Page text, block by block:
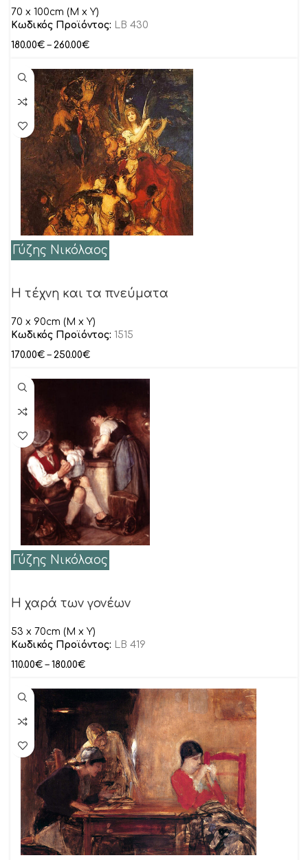
70 x 100cm (M x Y)
Κωδικός Προϊόντος: LB 430
180.00€ – 260.00€
Γύζης Νικόλαος
Η τέχνη και τα πνεύματα
70 x 90cm (M x Y)
Κωδικός Προϊόντος: 1515
170.00€ – 250.00€
Γύζης Νικόλαος
Η χαρά των γονέων
53 x 70cm (M x Y)
Κωδικός Προϊόντος: LB 419
110.00€ – 180.00€